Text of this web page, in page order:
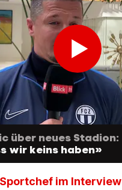
über neues Stadion:
wir keins haben»
im Interview